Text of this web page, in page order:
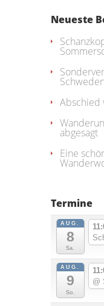
Neueste
Abschied
abgesagt
Eine
Termine
AUG.
8
Sa.
AUG.
9
So.
@